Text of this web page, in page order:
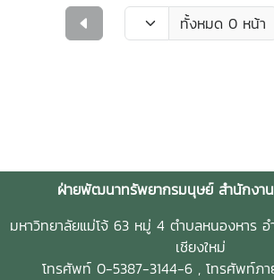
ทั้งหมด 0 หน้า
ฝ่ายพัฒนาทรัพยากรมนุษย์ สำนักงา
มหาวิทยาลัยแม่โจ้ 63 หมู่ 4 ตำบลหนองหาร
เชียงใหม่
โทรศัพท์ 0-5387-3144-6 , โทรศัพท์ภา